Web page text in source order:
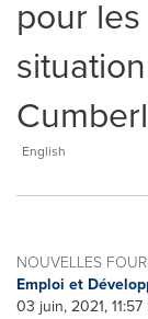
pour
English
NOUVELLES
Emploi et
03 juin, 2021, 11:57